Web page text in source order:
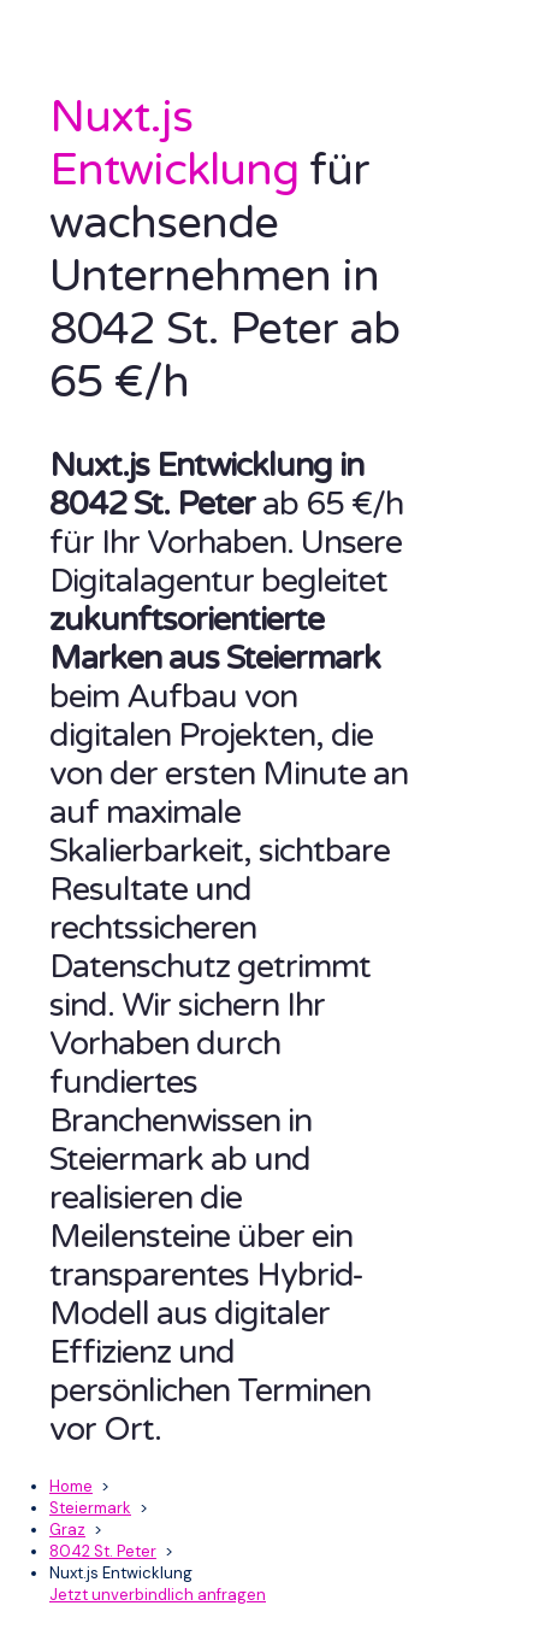
Nuxt.js
Entwicklung für
wachsende
Unternehmen in
8042 St. Peter ab
65 €/h
Nuxt.js Entwicklung in
8042 St. Peterab 65 €/h
für Ihr Vorhaben. Unsere
Digitalagentur begleitet
zukunftsorientierte
Marken aus Steiermark
beim Aufbau von
digitalen Projekten, die
von der ersten Minute an
auf maximale
Skalierbarkeit, sichtbare
Resultate und
rechtssicheren
Datenschutz getrimmt
sind. Wir sichern Ihr
Vorhaben durch
fundiertes
Branchenwissen in
Steiermark ab und
realisieren die
Meilensteine über ein
transparentes Hybrid-
Modell aus digitaler
Effizienz und
persönlichen Terminen
vor Ort.
Home >
Steiermark >
Graz >
8042 St. Peter >
Nuxt.js Entwicklung
Jetzt unverbindlich anfragen